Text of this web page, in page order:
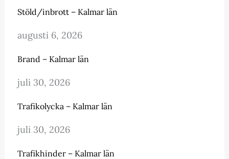
Stöld/inbrott – Kalmar län
augusti 6, 2026
Brand – Kalmar län
juli 30, 2026
Trafikolycka – Kalmar län
juli 30, 2026
Trafikhinder – Kalmar län